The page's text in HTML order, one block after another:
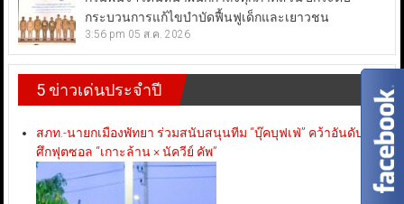
กระบวนการแก้ไขบำบัดฟื้นฟูเด็กและเยาวชน
3:56 pm 05 ส.ค. 2026
5 ข่าวเด่นประจำปี
สภท.-นายกเมืองพัทยา ร่วมสนับสนุนทีม “บุ๊คบุฟเฟ่” คว้าอันดับ 3
ศึกฟุตซอล “เกาะล้าน × นัควีย์ คัพ”